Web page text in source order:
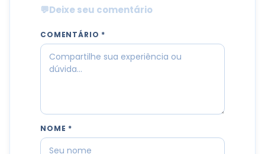
💬Deixe seu comentário
COMENTÁRIO *
NOME *